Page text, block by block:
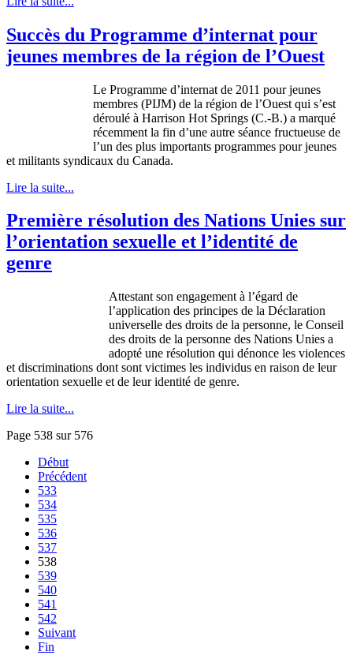
Succès du Programme d’internat pour
jeunes membres de la région de l’Ouest
Le Programme d’internat de 2011 pour jeunes
membres (PIJM) de la région de l’Ouest qui s’est
déroulé à Harrison Hot Springs (C.-B.) a marqué
récemment la fin d’une autre séance fructueuse de
l’un des plus importants programmes pour jeunes
et militants syndicaux du Canada.
Lire la suite...
Première résolution des Nations Unies sur
l’orientation sexuelle et l’identité de
genre
Attestant son engagement à l’égard de
l’application des principes de la Déclaration
universelle des droits de la personne, le Conseil
des droits de la personne des Nations Unies a
adopté une résolution qui dénonce les violences
et discriminations dont sont victimes les individus en raison de leur
orientation sexuelle et de leur identité de genre.
Lire la suite...
Page 538 sur 576
Début
Précédent
533
534
535
536
537
538
539
540
541
542
Suivant
Fin